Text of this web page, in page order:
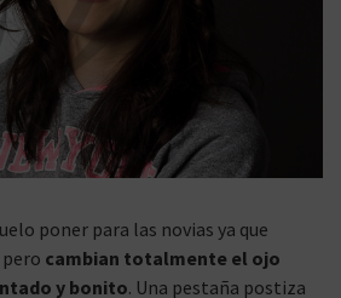
poner para las novias ya que
cambian totalmente el ojo
y bonito. Una pestaña postiza